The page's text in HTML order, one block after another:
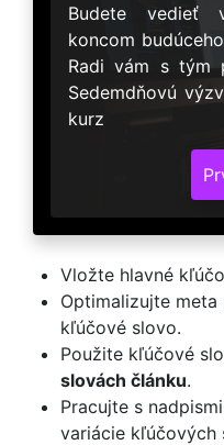
Budete vedieť
koncom
Radi vám s tým
Sedemdňovú
kurz
Vložte hlavné
Optimalizujte
kľúčové slovo.
Použite kľúčové
slovách článku.
Pracujte s
variácie kľúčových